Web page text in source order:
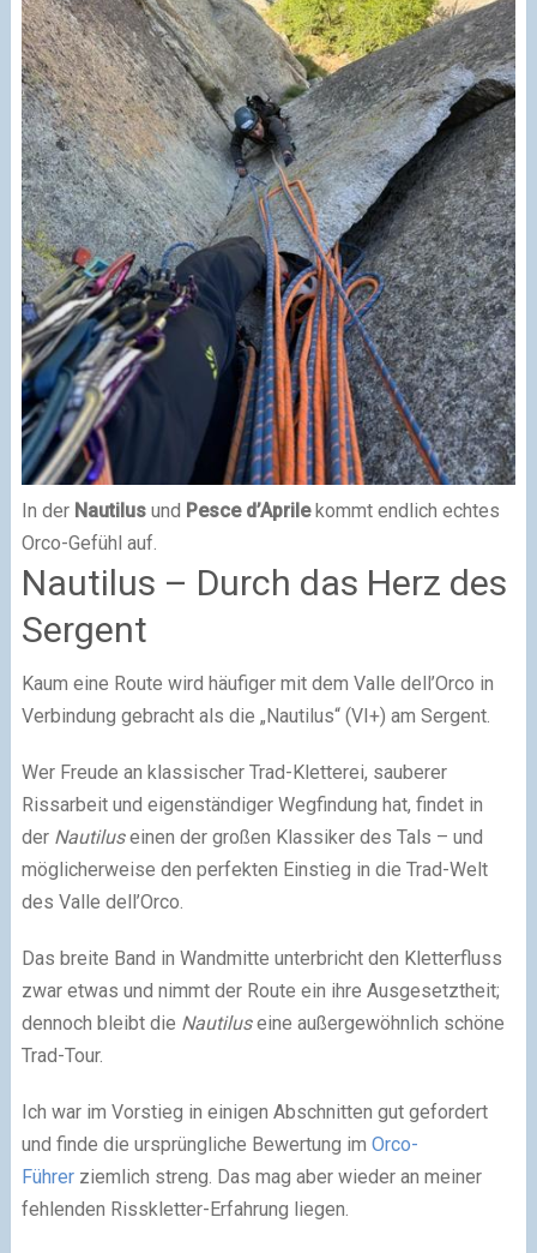
In der Nautilusund Pesce d’Aprilekommt endlich echtes
Orco-Gefühl auf.
Nautilus – Durch das Herz des
Sergent
Kaum eine Route wird häufiger mit dem Valle dell’Orco in
Verbindung gebracht als die „Nautilus“ (VI+) am Sergent.
Wer Freude an klassischer Trad-Kletterei, sauberer
Rissarbeit und eigenständiger Wegfindung hat, findet in
der Nautiluseinen der großen Klassiker des Tals – und
möglicherweise den perfekten Einstieg in die Trad-Welt
des Valle dell’Orco.
Das breite Band in Wandmitte unterbricht den Kletterfluss
zwar etwas und nimmt der Route ein ihre Ausgesetztheit;
dennoch bleibt die Nautiluseine außergewöhnlich schöne
Trad-Tour.
Ich war im Vorstieg in einigen Abschnitten gut gefordert
und finde die ursprüngliche Bewertung im Orco-
Führerziemlich streng. Das mag aber wieder an meiner
fehlenden Risskletter-Erfahrung liegen.